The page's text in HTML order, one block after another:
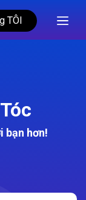
TÔI
bạn hơn!